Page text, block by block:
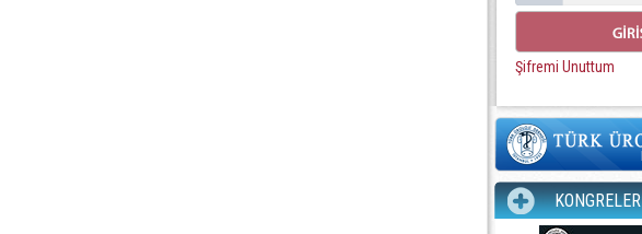
Şifremi Unuttum
KONGRELER